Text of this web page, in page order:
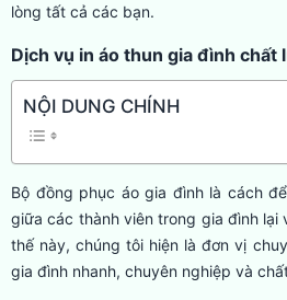
lòng tất cả các bạn.
Dịch vụ in áo thun gia đình chất
NỘI DUNG CHÍNH
Bộ đồng phục áo gia đình là cách
giữa các thành viên trong gia đình lại
thế này, chúng tôi hiện là đơn vị
gia đình nhanh, chuyên nghiệp và